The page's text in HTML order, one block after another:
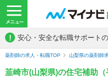
! 安心・安全な転職サポート
薬剤師の求人・転職TOP 山梨県の薬剤師
韮崎市(山梨県)の住宅補助